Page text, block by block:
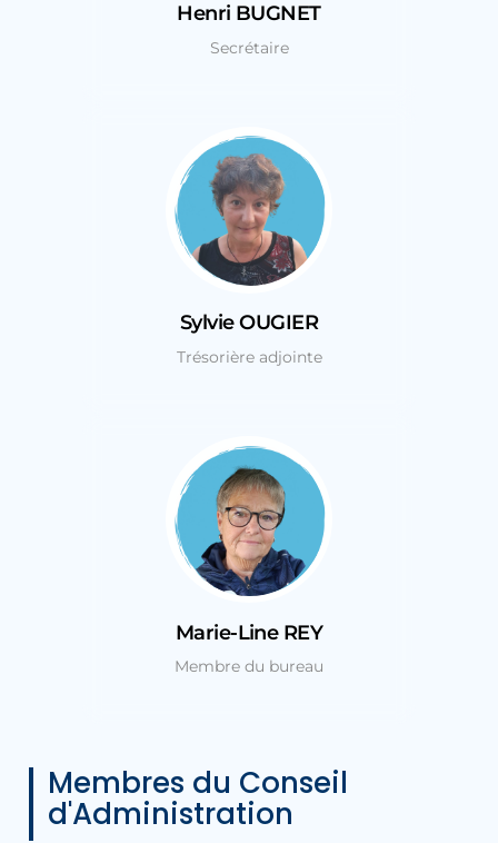
Henri BUGNET
Secrétaire
Sylvie OUGIER
Trésorière adjointe
Marie-Line REY
Membre du bureau
Membres du Conseil
d'Administration